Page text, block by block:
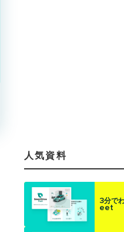
人気資料
3分で
eet